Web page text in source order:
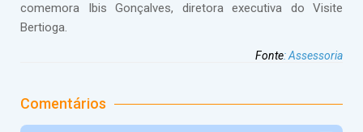
comemora Ibis Gonçalves, diretora executiva do Visite
Bertioga.
Fonte:Assessoria
Comentários